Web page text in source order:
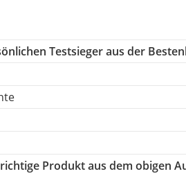
Testsieger aus der
Produkt aus dem obigen